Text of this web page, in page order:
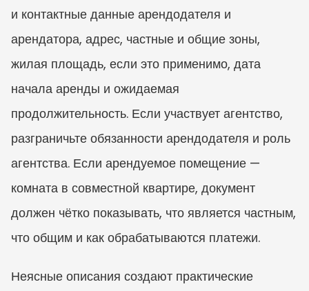
и контактные данные арендодателя и
арендатора, адрес, частные и общие зоны,
жилая площадь, если это применимо, дата
начала аренды и ожидаемая
продолжительность. Если участвует агентство,
разграничьте обязанности арендодателя и роль
агентства. Если арендуемое помещение —
комната в совместной квартире, документ
должен чётко показывать, что является частным,
что общим и как обрабатываются платежи.
Неясные описания создают практические